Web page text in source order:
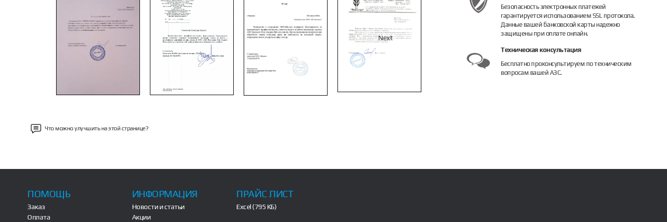
Next
Безопасность электронных платежей
гарантируется использованием SSL протокола.
Данные вашей банковской карты надежно
защищены при оплате онлайн.
Техническая консультация
Бесплатно проконсультируем по техническим
вопросам вашей АЗС.
Что можно улучшить на этой странице?
ПОМОЩЬ
Заказ
Оплата
ИНФОРМАЦИЯ
Новости и статьи
Акции
ПРАЙС ЛИСТ
Excel (795 КБ)